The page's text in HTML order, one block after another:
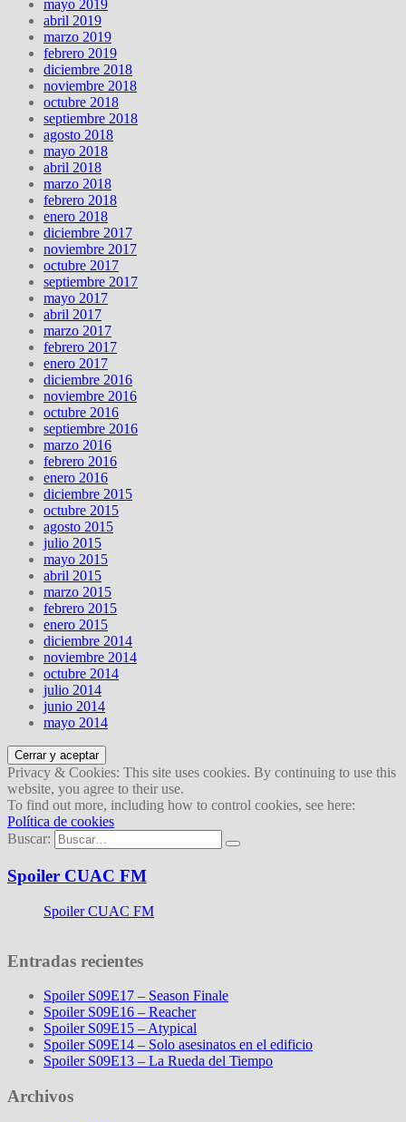
mayo 2019
abril 2019
marzo 2019
febrero 2019
diciembre 2018
noviembre 2018
octubre 2018
septiembre 2018
agosto 2018
mayo 2018
abril 2018
marzo 2018
febrero 2018
enero 2018
diciembre 2017
noviembre 2017
octubre 2017
septiembre 2017
mayo 2017
abril 2017
marzo 2017
febrero 2017
enero 2017
diciembre 2016
noviembre 2016
octubre 2016
septiembre 2016
marzo 2016
febrero 2016
enero 2016
diciembre 2015
octubre 2015
agosto 2015
julio 2015
mayo 2015
abril 2015
marzo 2015
febrero 2015
enero 2015
diciembre 2014
noviembre 2014
octubre 2014
julio 2014
junio 2014
mayo 2014
Privacy & Cookies: This site uses cookies. By continuing to use this
website, you agree to their use.
To find out more, including how to control cookies, see here:
Política de cookies
Buscar:
Spoiler CUAC FM
Spoiler CUAC FM
Entradas recientes
Spoiler S09E17 – Season Finale
Spoiler S09E16 – Reacher
Spoiler S09E15 – Atypical
Spoiler S09E14 – Solo asesinatos en el edificio
Spoiler S09E13 – La Rueda del Tiempo
Archivos